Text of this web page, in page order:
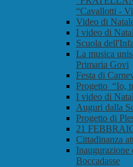
“Cavallotti -
Video di
I video di
Scuola
La musica
Primaria Govi
Festa di
Progetto “Io,
I video di
Auguri dalla
Progetto di
21
Cittadinanza
Inaugurazione
Boccadasse